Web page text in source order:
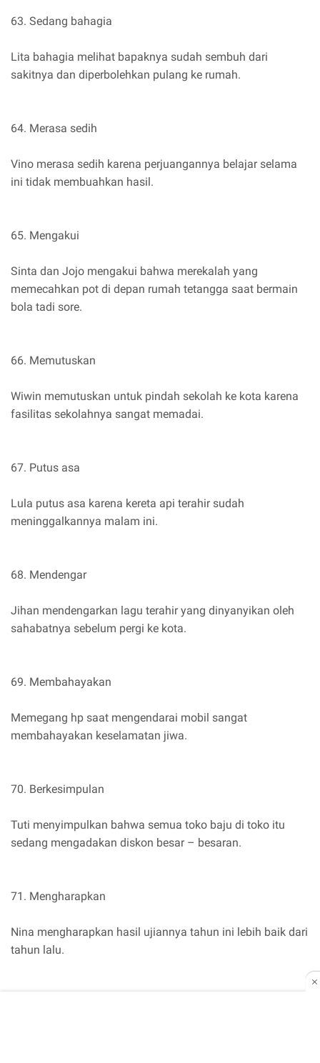
63. Sedang bahagia
Lita bahagia melihat bapaknya sudah sembuh dari
sakitnya dan diperbolehkan pulang ke rumah.
64. Merasa sedih
Vino merasa sedih karena perjuangannya belajar selama
ini tidak membuahkan hasil.
65. Mengakui
Sinta dan Jojo mengakui bahwa merekalah yang
memecahkan pot di depan rumah tetangga saat bermain
bola tadi sore.
66. Memutuskan
Wiwin memutuskan untuk pindah sekolah ke kota karena
fasilitas sekolahnya sangat memadai.
67. Putus asa
Lula putus asa karena kereta api terahir sudah
meninggalkannya malam ini.
68. Mendengar
Jihan mendengarkan lagu terahir yang dinyanyikan oleh
sahabatnya sebelum pergi ke kota.
69. Membahayakan
Memegang hp saat mengendarai mobil sangat
membahayakan keselamatan jiwa.
70. Berkesimpulan
Tuti menyimpulkan bahwa semua toko baju di toko itu
sedang mengadakan diskon besar – besaran.
71. Mengharapkan
Nina mengharapkan hasil ujiannya tahun ini lebih baik dari
tahun lalu.